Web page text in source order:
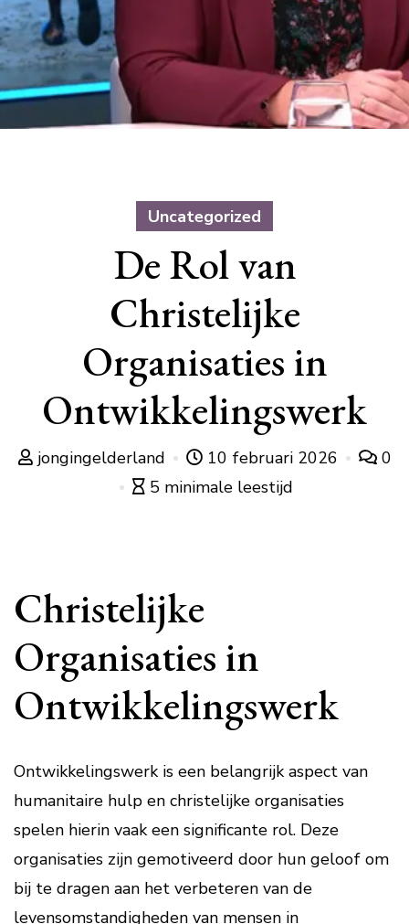
Uncategorized
De Rol van
Christelijke
Organisaties in
Ontwikkelingswerk
jongingelderland 10 februari 2026
0
5 minimale leestijd
Christelijke
Organisaties in
Ontwikkelingswerk
Ontwikkelingswerk is een belangrijk aspect van
humanitaire hulp en christelijke organisaties
spelen hierin vaak een significante rol. Deze
organisaties zijn gemotiveerd door hun geloof om
bij te dragen aan het verbeteren van de
levensomstandigheden van mensen in